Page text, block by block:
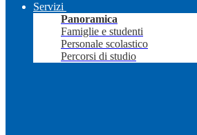
Servizi
Panoramica
Famiglie e studenti
Personale scolastico
Percorsi di studio